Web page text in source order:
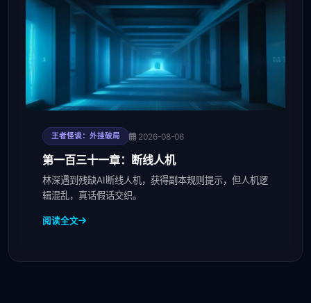
王者怪谈：外挂破局 2026-08-06
第一百三十一章：断线人机
林深遇到残缺AI断线人机，获得副本规则提示，但人机逻
辑混乱，真话假话交织。
阅读全文